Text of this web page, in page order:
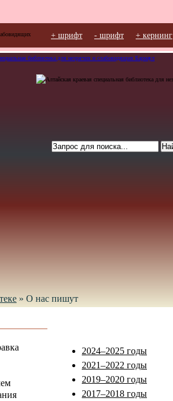
» О нас пишут
+ кернинг
- шрифт
+ шрифт
2024–2025 годы
2021–2022 годы
2019–2020 годы
2017–2018 годы